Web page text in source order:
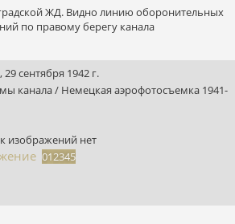
ЖД. Видно линию оборонительных
по правому берегу канала
29 сентября 1942 г.
канала/ Немецкая аэрофотосъемка 1941-
изображений нет